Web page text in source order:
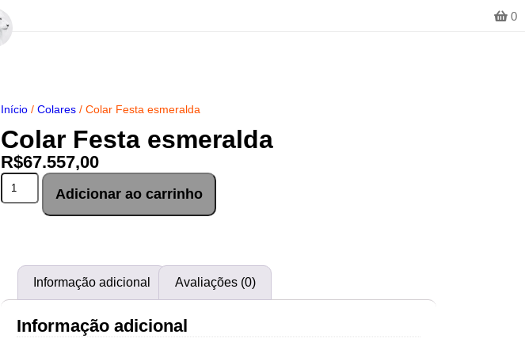
0
Início / Colares / Colar Festa esmeralda
Colar Festa esmeralda
R$67.557,00
Adicionar ao carrinho
Informação adicional Avaliações (0)
Informação adicional